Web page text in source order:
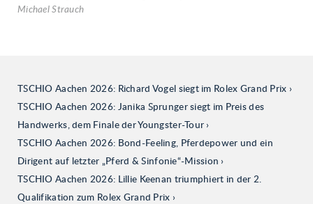
Michael Strauch
TSCHIO Aachen 2026: Richard Vogel siegt im Rolex Grand Prix
TSCHIO Aachen 2026: Janika Sprunger siegt im Preis des
Handwerks, dem Finale der Youngster-Tour
TSCHIO Aachen 2026: Bond-Feeling, Pferdepower und ein
Dirigent auf letzter „Pferd & Sinfonie“-Mission
TSCHIO Aachen 2026: Lillie Keenan triumphiert in der 2.
Qualifikation zum Rolex Grand Prix